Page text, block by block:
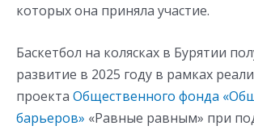
которых она приняла участие.
Баскетбол на колясках в Бурятии
развитие в 2025 году в рамках
проекта Общественного фонда
барьеров» «Равные равным» при